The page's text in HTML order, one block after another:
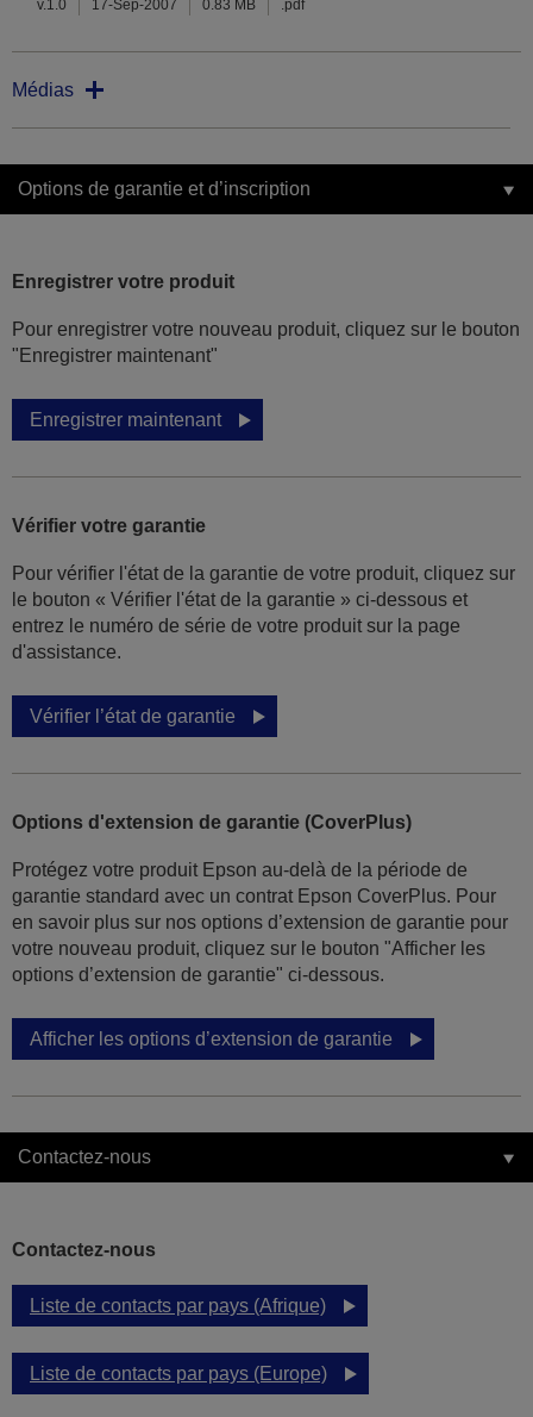
v.1.0 17-Sep-2007 0.83 MB .pdf
Médias
Options de garantie et d’inscription
Enregistrer votre produit
Pour enregistrer votre nouveau produit, cliquez sur le bouton
"Enregistrer maintenant"
Enregistrer maintenant
Vérifier votre garantie
Pour vérifier l'état de la garantie de votre produit, cliquez sur
le bouton « Vérifier l'état de la garantie » ci-dessous et
entrez le numéro de série de votre produit sur la page
d'assistance.
Vérifier l’état de garantie
Options d'extension de garantie (CoverPlus)
Protégez votre produit Epson au-delà de la période de
garantie standard avec un contrat Epson CoverPlus. Pour
en savoir plus sur nos options d’extension de garantie pour
votre nouveau produit, cliquez sur le bouton "Afficher les
options d’extension de garantie" ci-dessous.
Afficher les options d’extension de garantie
Contactez-nous
Contactez-nous
Liste de contacts par pays (Afrique)
Liste de contacts par pays (Europe)